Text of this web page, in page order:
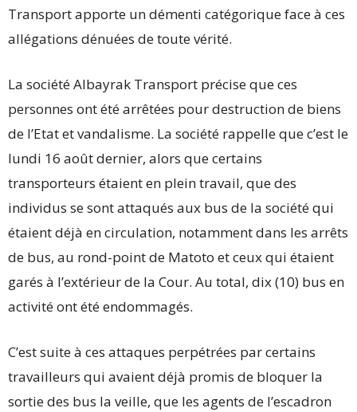
Transport apporte un démenti catégorique face à ces
allégations dénuées de toute vérité.
La société Albayrak Transport précise que ces
personnes ont été arrêtées pour destruction de biens
de l’Etat et vandalisme. La société rappelle que c’est le
lundi 16 août dernier, alors que certains
transporteurs étaient en plein travail, que des
individus se sont attaqués aux bus de la société qui
étaient déjà en circulation, notamment dans les arrêts
de bus, au rond-point de Matoto et ceux qui étaient
garés à l’extérieur de la Cour. Au total, dix (10) bus en
activité ont été endommagés.
C’est suite à ces attaques perpétrées par certains
travailleurs qui avaient déjà promis de bloquer la
sortie des bus la veille, que les agents de l’escadron